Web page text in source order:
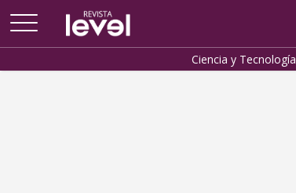
Ciencia y Tecnología
Arriba